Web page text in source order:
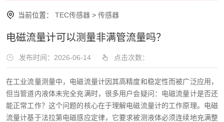
当前位置： TEC传感器 > 传感器
电磁流量计可以测量非满管流量吗？
发布时间：2026-06-14 点击次数：
在工业流量测量中，电磁流量计因其高精度和稳定性而被广泛应用，
但当管道内液体未完全充满时，很多用户会疑问：电磁流量计是否还
能正常工作？这个问题的核心在于理解电磁流量计的工作原理。电磁
流量计基于法拉第电磁感应定律，它要求被测液体必须连续地充满整